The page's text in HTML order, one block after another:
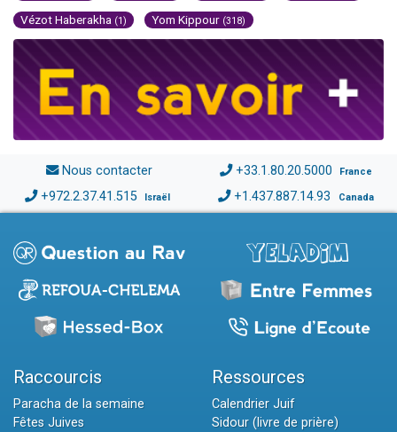
Vézot Haberakha (1) Yom Kippour (318)
Nous contacter +33.1.80.20.5000 France
+972.2.37.41.515 Israël +1.437.887.14.93 Canada
Raccourcis
Paracha de la semaine
Fêtes Juives
Ressources
Calendrier Juif
Sidour (livre de prière)